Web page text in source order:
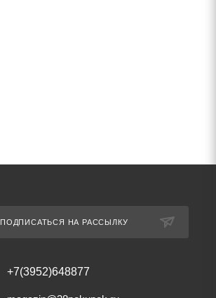
ПОДПИСАТЬСЯ НА РАССЫЛКУ
+7(3952)648877